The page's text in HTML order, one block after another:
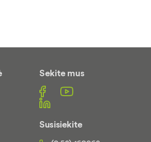
Sekite mus
Susisiekite